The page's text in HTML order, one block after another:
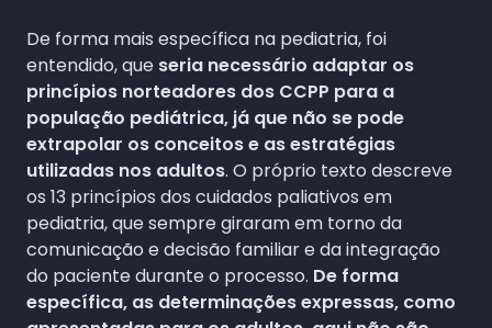
De forma mais específica na pediatria, foi
entendido, que seria necessário adaptar os
princípios norteadores dos CCPP para a
população pediátrica, já que não se pode
extrapolar os conceitos e as estratégias
utilizadas nos adultos. O próprio texto descreve
os 13 princípios dos cuidados paliativos em
pediatria, que sempre giraram em torno da
comunicação e decisão familiar e da integração
do paciente durante o processo. De forma
específica, as determinações expressas, como